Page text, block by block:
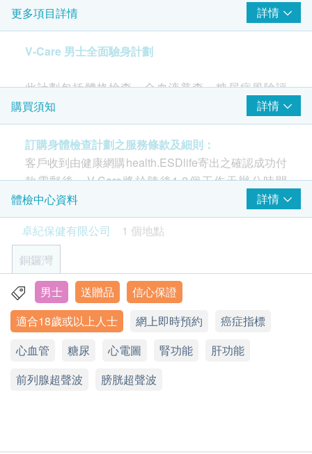
Smartech - “Mini Palm” 迷你無段變速強風風扇 (原價$398)
病毒抗體EBV (鼻咽癌)
癌胚抗原 (腸癌)
前列腺特異抗原比率
心臟檢查 重點項目
靜臥心電圖
高敏度心肌肌鈣蛋白 I
同型半胱氨酸
N端腦鈉前體(高敏感性)
血清胱抑素C
2 基本項目
基本健康評估
血壓
身高
脈搏率
體重
脂聯素
預測早期糖尿病的風險。
HK$200.0 HK$300
乙型肝炎表面抗原
用於評估是否乙肝帶菌者。
24% off
HK$190.0 HK$250
乙型肝炎表面抗體
21% off
HK$150.0 HK$190
丙型肝炎抗體
用來檢測體內是否有丙型肝炎病毒抗體的檢測方法。如果檢測
結果呈陽性，則表示曾經感染過丙型肝炎病毒，需要進行確認
測試。當人體感染到丙型肝炎病毒之後會產生抗體，但是並沒
有保護作用 。
20% off
HK$
400.0 HK$500
癌抗原CA19.9(胰臟)
更多項目詳情 詳情
V-Care 男士全面驗身計劃
此計劃包括體格檢查、全血液普查、糖尿病風險評
估、心腦血管普查、腎臟功能檢查、肝臟功能檢查、
腫瘤風險 & 前列腺及膀胱超聲波
適合所有18歲以上關注自己健康的男士，通過男士驗
身計劃系列檢查，了解自己的健康狀況。
同半胱胺酸
同半胱氨酸水平的升高與多種疾病的發生和發展有
關，例如動脈粥樣硬化、心血管疾病、糖尿病等。
購買須知 詳情
訂購身體檢查計劃之服務條款及細則：
客戶收到由健康網購health.ESDlife寄出之確認成功付
款電郵後，V-Care將於隨後1-2個工作天辦公時間
內，致電客戶預約身體檢查的時間及地點。客戶亦可
致電查詢或在訂單確認後1個工作天致電該中心預約
(電話：2785 7011)。
年齡
身體檢查計劃只適用於18歲或以上之人士。
有效期
本身體檢查計劃有效期為6個月，客戶必須於6個月內
(由確認付款日期起計)接受有關檢查，客戶需提前2星
期預約相關檢查,逾期作廢。
體檢中心資料
詳情
卓紀保健有限公司
1 個地點
銅鑼灣
香港銅鑼灣百德新街2-20號恆隆中心23樓2301-2室
顯示地圖
V-Care健康中心
星期六︰9:30a.m – 1:30p.m; 2:30p.m – 6:00p.m
男士 送贈品
信心保證
適合18歲或以上人士
網上即時預約
癌症指標
心血管
糖尿 心電圖 腎功能
肝功能
前列腺超聲波
膀胱超聲波